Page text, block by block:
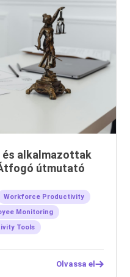
és alkalmazottak
útmutató
Workforce Productivity
Monitoring
Tools
Olvassa el